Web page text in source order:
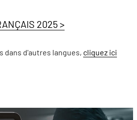
2025 >
dans d'autres langues, cliquez ici